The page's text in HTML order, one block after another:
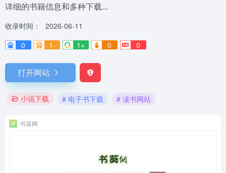
详细的书籍信息和多种下载...
收录时间：
2026-06-11
0
1- 1+ 0 0
打开网站
小说下载 # 电子书下载 # 读书网站
书葵网